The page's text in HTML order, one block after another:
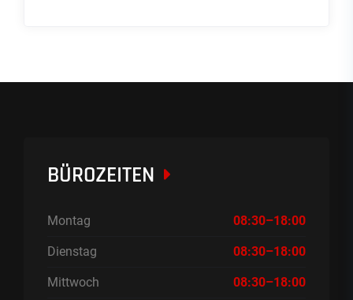
BÜROZEITEN
Montag 08:30–18:00
Dienstag 08:30–18:00
Mittwoch 08:30–18:00